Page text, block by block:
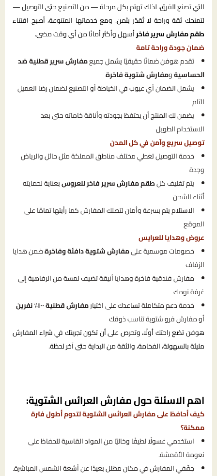
التي تصنع الفرق، لذلك تهتم بكل مرحلة — من التصنيع حتى التوصيل —
لتمنحك ثقة وراحة لا تُقدّر بثمن. ومع خدماتها المتنوعة، أصبح اقتناء
طقم مفارش سرير فاخرأسهل وأكثر أمانًا من أي وقت مضى.
ضمان جودة وراحة تامة
تقدم هوفن ضمانًا حقيقيًا يشمل جميعمفارش سرير قطنية ضد
الحساسيةومفارش شتوية فاخرة
يشمل الضمان أي عيوب في الخياطة أو التصنيع لضمان رضا العميل
التام
يضمن لكِ المنتج أن يحتفظ بجودته وأناقة خاماته حتى بعد
الاستخدام الطويل
توصيل سريع وآمن في كل المدن
خدمة التوصيل تغطي مختلف مناطق المملكة مثل حائل والرياض
وجدة
يتم تغليف كلطقم مفارش سرير فاخر للعروسبعناية لحمايته
أثناء الشحن
الاستلام يتم بسرعة وأمان لتصلك المفارش كما رأيتها تمامًا على
الموقع
عروض وهدايا للعرايس
خصومات موسمية علىمفارش شتوية دافئة وفاخرةضمن هدايا
الزفاف
مفارش فندقية فاخرة وهدايا أنيقة تضيف لمسة من الرفاهية إلى
غرفة نومك
خدمة دعم متكاملة تساعدك على اختيارمفارش قطنية ١٠٠٪ نفرين
أو مفارش فرو شتوية تناسب ذوقك
هوفن تضع راحتك أولًا، وتحرص على أن تكون تجربتك في شراء المفارش
مليئة بالسهولة، الفخامة، والثقة من البداية حتى آخر لحظة.
اهم الاسئلة حول مفارش العرائس الشتوية:
كيف أحافظ على مفارش العرائس الشتوية لتدوم أطول فترة
ممكنة؟
استخدمي غسولًا لطيفًا وخاليًا من المواد القاسية للحفاظ على
نعومة الأقمشة.
جفّفي المفارش في مكان مظلل بعيدًا عن أشعة الشمس المباشرة.